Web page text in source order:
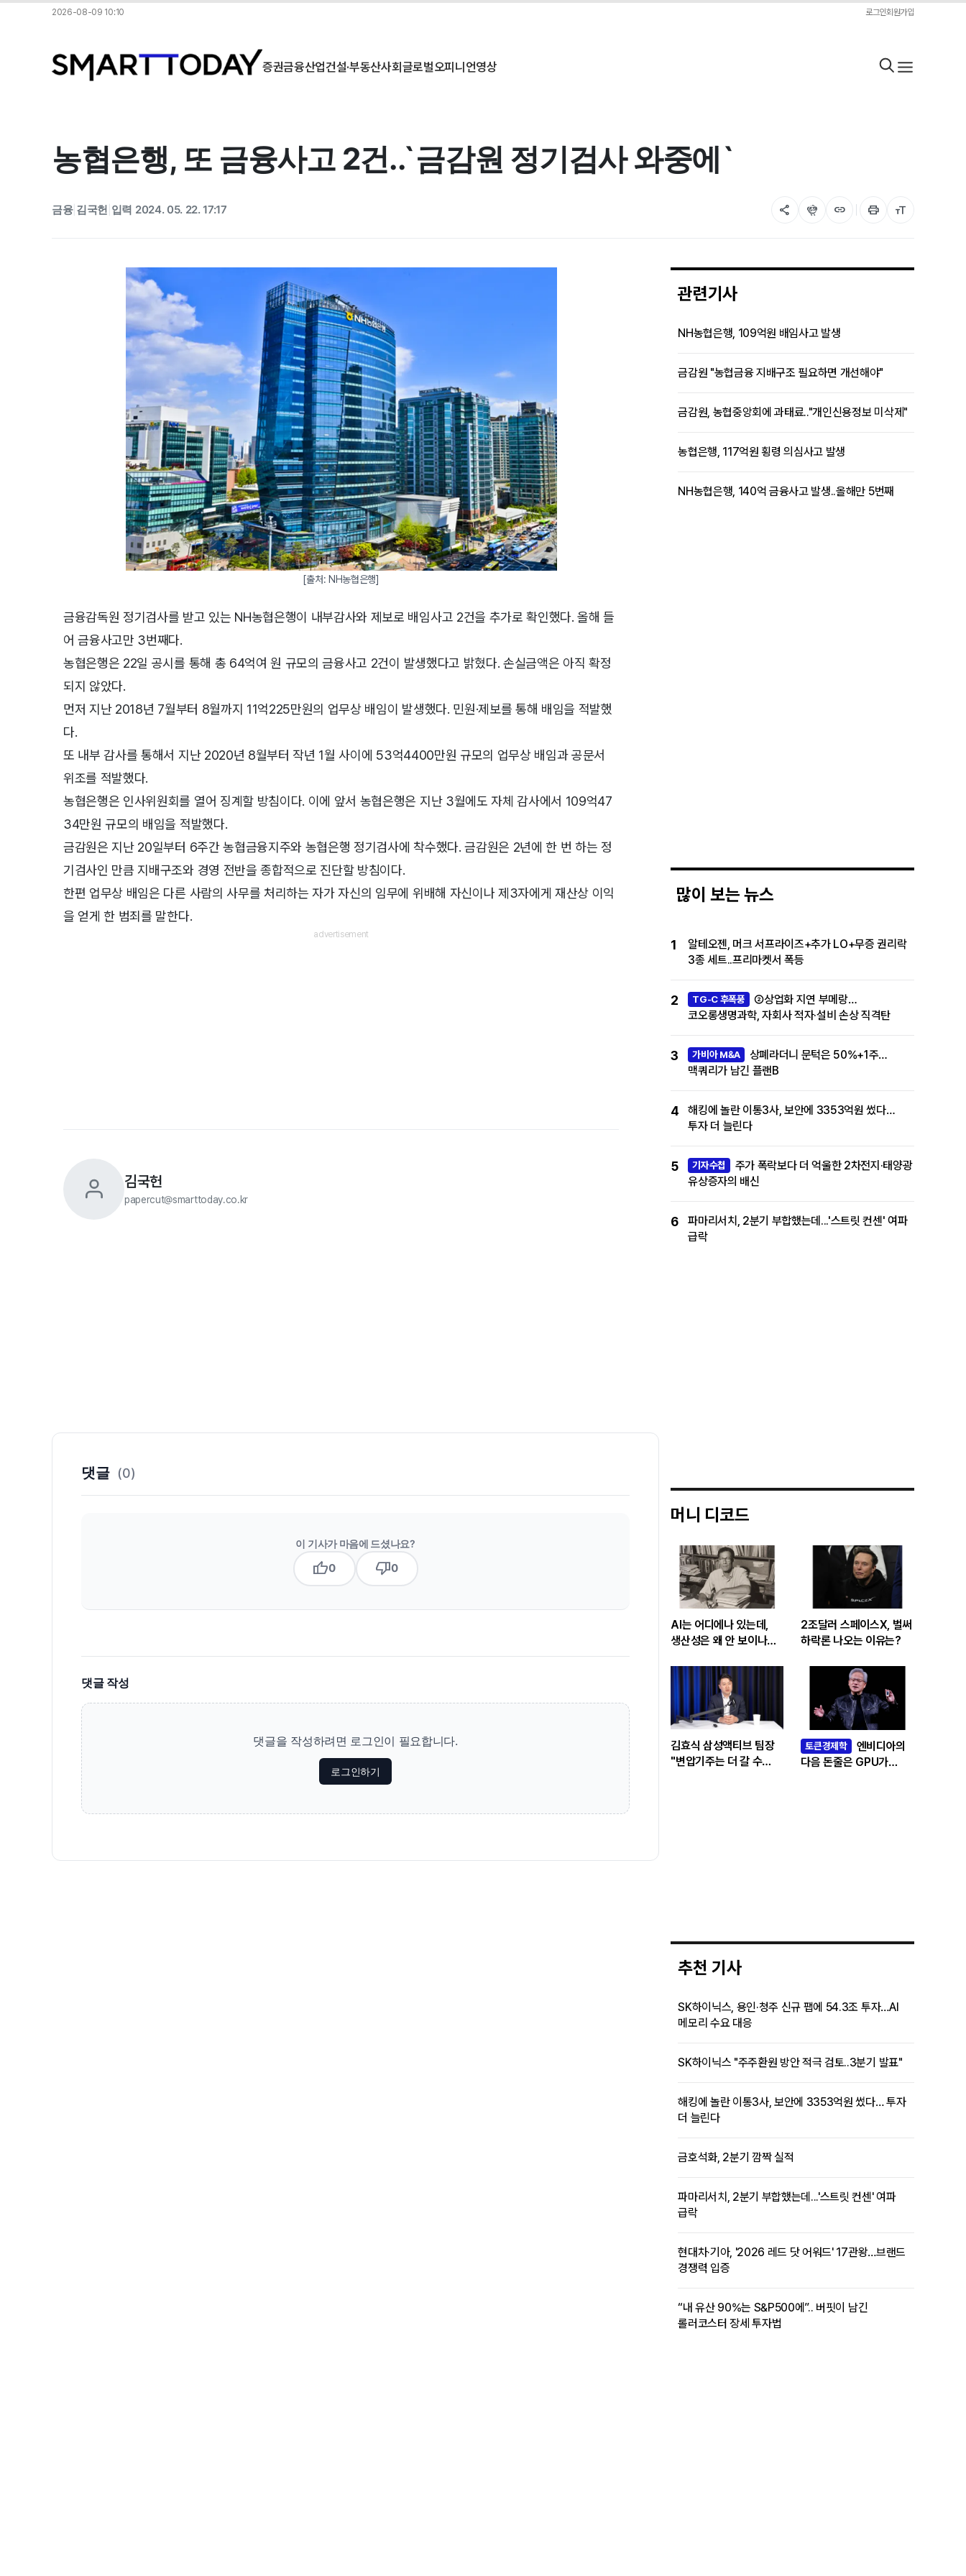
2026-08-09 10:10 로그인회원가입
증권금융산업건설·부동산사회글로벌오피니언영상
농협은행, 또 금융사고 2건..`금감원 정기검사 와중에`
금융| 김국헌 입력 2024. 05. 22. 17:17 share flutter_dash link print format_size
[출처: NH농협은행]
금융감독원 정기검사를 받고 있는 NH농협은행이 내부감사와 제보로 배임사고 2건을 추가로 확인했다. 올해 들
어 금융사고만 3번째다.
농협은행은 22일 공시를 통해 총 64억여 원 규모의 금융사고 2건이 발생했다고 밝혔다. 손실금액은 아직 확정
되지 않았다.
먼저 지난 2018년 7월부터 8월까지 11억225만원의 업무상 배임이 발생했다. 민원·제보를 통해 배임을 적발했
다.
또 내부 감사를 통해서 지난 2020년 8월부터 작년 1월 사이에 53억4400만원 규모의 업무상 배임과 공문서
위조를 적발했다.
농협은행은 인사위원회를 열어 징계할 방침이다. 이에 앞서 농협은행은 지난 3월에도 자체 감사에서 109억47
34만원 규모의 배임을 적발했다.
금감원은 지난 20일부터 6주간 농협금융지주와 농협은행 정기검사에 착수했다. 금감원은 2년에 한 번 하는 정
기검사인 만큼 지배구조와 경영 전반을 종합적으로 진단할 방침이다.
한편 업무상 배임은 다른 사람의 사무를 처리하는 자가 자신의 임무에 위배해 자신이나 제3자에게 재산상 이익
을 얻게 한 범죄를 말한다.
김국헌
papercut@smarttoday.co.kr
관련기사
NH농협은행, 109억원 배임사고 발생
금감원 "농협금융 지배구조 필요하면 개선해야"
금감원, 농협중앙회에 과태료.."개인신용정보 미삭제"
농협은행, 117억원 횡령 의심사고 발생
NH농협은행, 140억 금융사고 발생..올해만 5번째
많이 보는 뉴스
1
알테오젠, 머크 서프라이즈+추가 LO+무증 권리락
3종 세트..프리마켓서 폭등
2 TG-C 후폭풍
②상업화 지연 부메랑…
코오롱생명과학, 자회사 적자·설비 손상 직격탄
3 가비아 M&A
상폐라더니 문턱은 50%+1주…
맥쿼리가 남긴 플랜B
4
해킹에 놀란 이통3사, 보안에 3353억원 썼다…
투자 더 늘린다
5 기자수첩
주가 폭락보다 더 억울한 2차전지·태양광
유상증자의 배신
6
파마리서치, 2분기 부합했는데...'스트릿 컨센' 여파
급락
머니 디코드
AI는 어디에나 있는데,
생산성은 왜 안 보이나…
‘솔로우 패러독스’
2조달러 스페이스X, 벌써
하락론 나오는 이유는?
김효식 삼성액티브 팀장
"변압기주는 더 갈 수
토큰경제학
엔비디아의
다음 돈줄은 GPU가
댓글 (0)
이 기사가 마음에 드셨나요?
thumb_up0 thumb_down0
댓글 작성
댓글을 작성하려면 로그인이 필요합니다.
로그인하기
추천 기사
SK하이닉스, 용인·청주 신규 팹에 54.3조 투자…AI
메모리 수요 대응
SK하이닉스 "주주환원 방안 적극 검토..3분기 발표"
해킹에 놀란 이통3사, 보안에 3353억원 썼다… 투자
더 늘린다
금호석화, 2분기 깜짝 실적
파마리서치, 2분기 부합했는데...'스트릿 컨센' 여파
급락
현대차·기아, '2026 레드 닷 어워드' 17관왕…브랜드
경쟁력 입증
“내 유산 90%는 S&P500에”.. 버핏이 남긴
롤러코스터 장세 투자법